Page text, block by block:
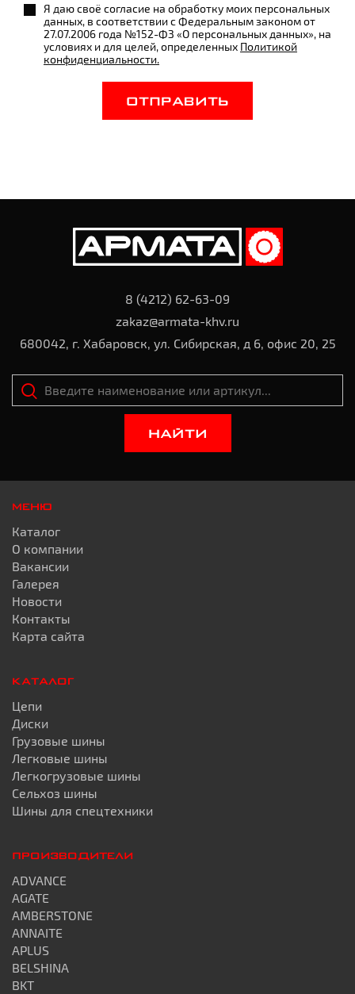
Я даю своё согласие на обработку моих персональных
данных, в соответствии с Федеральным законом от
27.07.2006 года №152-ФЗ «О персональных данных», на
условиях и для целей, определенных Политикой
конфиденциальности.
ОТПРАВИТЬ
8 (4212) 62-63-09
zakaz@armata-khv.ru
680042, г. Хабаровск, ул. Сибирская, д 6, офис 20, 25
НАЙТИ
МЕНЮ
Каталог
О компании
Вакансии
Галерея
Новости
Контакты
Карта сайта
КАТАЛОГ
Цепи
Диски
Грузовые шины
Легковые шины
Легкогрузовые шины
Сельхоз шины
Шины для спецтехники
ПРОИЗВОДИТЕЛИ
ADVANCE
AGATE
AMBERSTONE
ANNAITE
APLUS
BELSHINA
BKT